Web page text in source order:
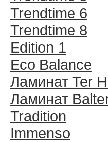
Trendtime 6
Trendtime 8
Edition 1
Eco Balance
Ламинат Ter
Ламинат
Tradition
Immenso